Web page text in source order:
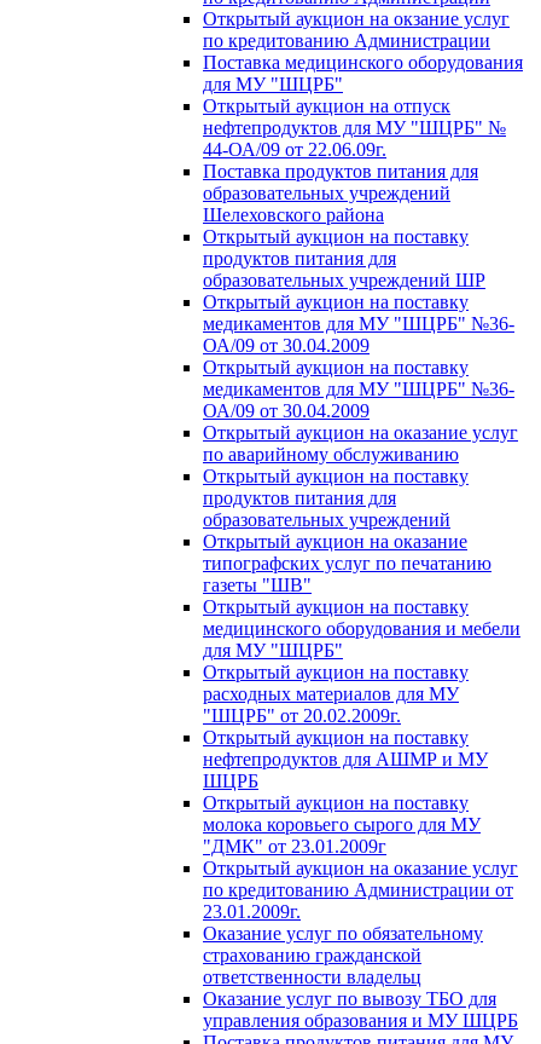
Открытый аукцион на окзание услуг
по кредитованию Администрации
Поставка медицинского оборудования
для МУ "ШЦРБ"
Открытый аукцион на отпуск
нефтепродуктов для МУ "ШЦРБ" №
44-ОА/09 от 22.06.09г.
Поставка продуктов питания для
образовательных учреждений
Шелеховского района
Открытый аукцион на поставку
продуктов питания для
образовательных учреждений ШР
Открытый аукцион на поставку
медикаментов для МУ "ШЦРБ" №36-
ОА/09 от 30.04.2009
Открытый аукцион на поставку
медикаментов для МУ "ШЦРБ" №36-
ОА/09 от 30.04.2009
Открытый аукцион на оказание услуг
по аварийному обслуживанию
Открытый аукцион на поставку
продуктов питания для
образовательных учреждений
Открытый аукцион на оказание
типографских услуг по печатанию
газеты "ШВ"
Открытый аукцион на поставку
медицинского оборудования и мебели
для МУ "ШЦРБ"
Открытый аукцион на поставку
расходных материалов для МУ
"ШЦРБ" от 20.02.2009г.
Открытый аукцион на поставку
нефтепродуктов для АШМР и МУ
ШЦРБ
Открытый аукцион на поставку
молока коровьего сырого для МУ
"ДМК" от 23.01.2009г
Открытый аукцион на оказание услуг
по кредитованию Администрации от
23.01.2009г.
Оказание услуг по обязательному
страхованию гражданской
ответственности владельц
Оказание услуг по вывозу ТБО для
управления образования и МУ ШЦРБ